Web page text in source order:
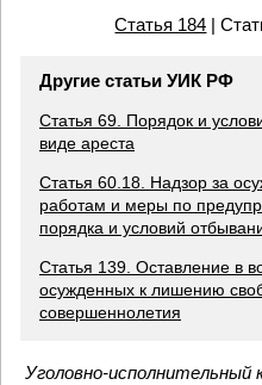
Статья 184 |
Другие статьи УИК РФ
Статья 69. Порядок и
виде ареста
Статья 60.18. Надзор за
работам и меры по
порядка и условий
Статья 139. Оставление в
осужденных к лишению
совершеннолетия
Уголовно-исполнительный